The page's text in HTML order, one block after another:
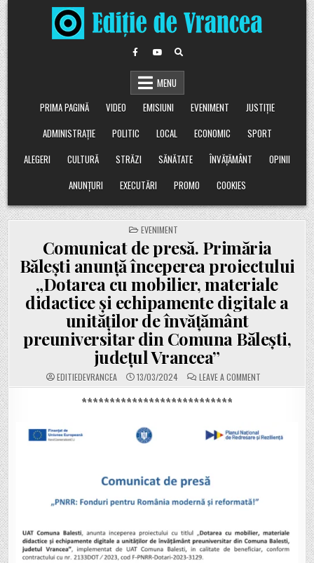
Skip
to
content
MENU
PRIMA PAGINĂ
VIDEO EMISIUNI EVENIMENT
JUSTIȚIE
ADMINISTRAȚIE
POLITIC LOCAL ECONOMIC
SPORT
ALEGERI
CULTURĂ STRĂZI SĂNĂTATE ÎNVĂȚĂMÂNT
OPINII
ANUNȚURI
EXECUTĂRI PROMO COOKIES
POSTED
IN
EVENIMENT
Comunicat de presă. Primăria
Bălești anunță începerea proiectului
„Dotarea cu mobilier, materiale
didactice și echipamente digitale a
unităților de învățământ
preuniversitar din Comuna Bălești,
județul Vrancea”
EDITIEDEVRANCEA 13/03/2024 LEAVE A COMMENT
COMUNICAT
ÎNCEPEREA
PROIECTULUI
UNITĂȚILOR
DE
ÎNVĂȚĂMÂNT
***************************